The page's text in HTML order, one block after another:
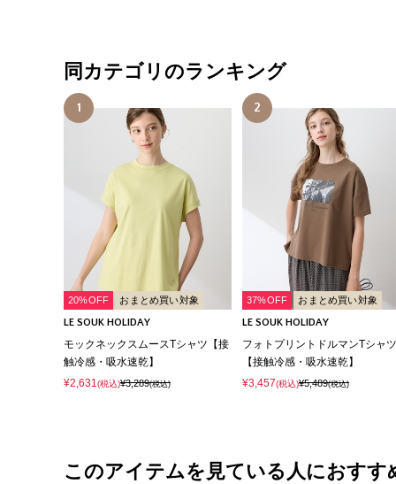
同カテゴリのランキング
1
20%OFF おまとめ買い対象
LE SOUK HOLIDAY
モックネックスムースTシャツ【接
触冷感・吸水速乾】
¥2,631(税込)¥3,289(税込)
2
37%OFF おまとめ買い対象
LE SOUK HOLIDAY
フォトプリントドルマンTシャツ
【接触冷感・吸水速乾】
¥3,457(税込)¥5,489(税込)
このアイテムを見ている人におすす